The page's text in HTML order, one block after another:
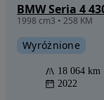
BMW Seria 4
1998 cm3 • 258 KM
Wyróżnione
18 064 km
2022